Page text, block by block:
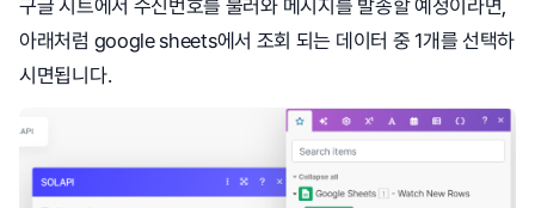
구글 시트에서 수신번호를 불러와 메시지를 발송할 예정이라면,
아래처럼 google sheets에서 조회 되는 데이터 중 1개를 선택하
시면됩니다.